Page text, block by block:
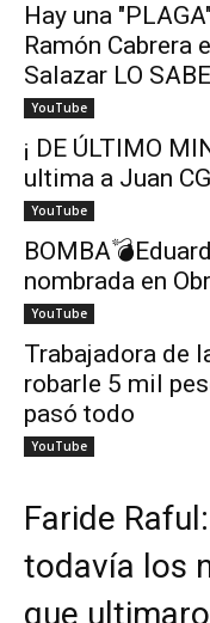
Hay una
Ramón Cabrera
Salazar LO SABE
YouTube
¡ DE ÚLTIMO
ultima a Juan
YouTube
nombrada en
YouTube
Trabajadora de
robarle 5 mil
pasó todo
YouTube
Faride
todavía los
que